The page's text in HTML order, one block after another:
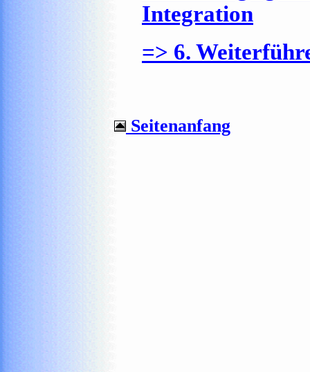
Integration
=> 6.
Seitenanfang